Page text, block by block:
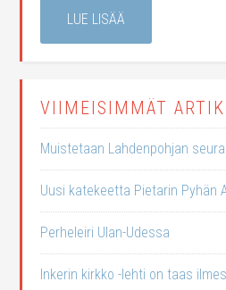
LUE LISÄÄ
VIIMEISIMMÄT
Muistetaan Lahdenpohjan
Uusi katekeetta Pietarin Pyhän
Perheleiri Ulan-Udessa
Inkerin kirkko -lehti on taas